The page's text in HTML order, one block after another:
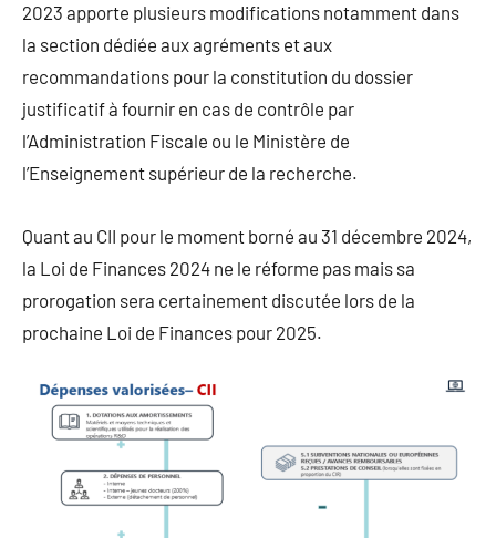
2023 apporte plusieurs modifications notamment dans
la section dédiée aux agréments et aux
recommandations pour la constitution du dossier
justificatif à fournir en cas de contrôle par
l’Administration Fiscale ou le Ministère de
l’Enseignement supérieur de la recherche.
Quant au CII pour le moment borné au 31 décembre 2024,
la Loi de Finances 2024 ne le réforme pas mais sa
prorogation sera certainement discutée lors de la
prochaine Loi de Finances pour 2025.